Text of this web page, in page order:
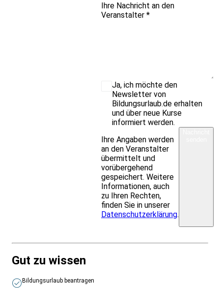
Ihre Nachricht an den
Veranstalter *
Ja, ich möchte den
Newsletter von
Bildungsurlaub.de erhalten
und über neue Kurse
informiert werden.
Ihre Angaben werden
an den Veranstalter
übermittelt und
vorübergehend
gespeichert. Weitere
Informationen, auch
zu Ihren Rechten,
finden Sie in unserer
Datenschutzerklärung.
Gut zu wissen
Bildungsurlaub beantragen